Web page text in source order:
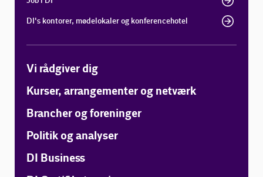
DI's kontorer, mødelokaler og konferencehotel
Vi rådgiver dig
Kurser, arrangementer og netværk
Brancher og foreninger
Politik og analyser
DI Business